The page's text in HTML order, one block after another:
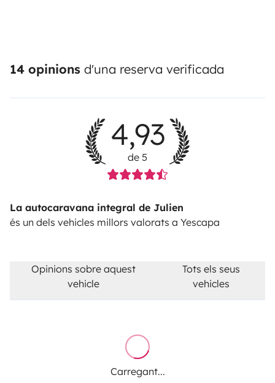
14 opinions d'una reserva verificada
4,93
de 5
La autocaravana integral de Julien
és un dels vehicles millors valorats a Yescapa
Opinions sobre aquest
vehicle
Tots els seus
vehicles
Carregant...